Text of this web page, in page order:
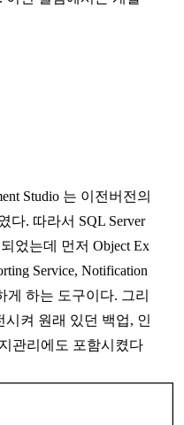
Studio 는 이전버전의
다. 따라서 SQL Server
었는데 먼저 Object Ex
Service, Notification
게 하는 도구이다. 그리
시켜 원래 있던 백업, 인
관리에도 포함시켰다